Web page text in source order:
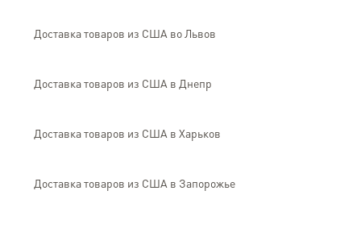
Доставка товаров из США во Львов
Доставка товаров из США в Днепр
Доставка товаров из США в Харьков
Доставка товаров из США в Запорожье